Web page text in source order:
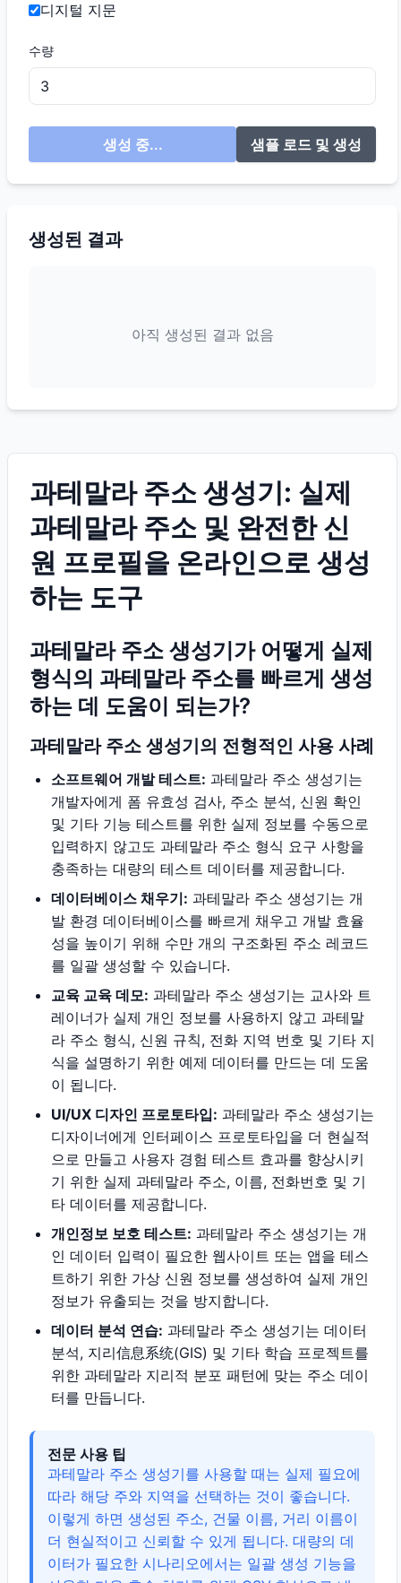
디지털 지문
수량
생성 중... 샘플 로드 및 생성
생성된 결과
아직 생성된 결과 없음
과테말라 주소 생성기: 실제
과테말라 주소 및 완전한 신
원 프로필을 온라인으로 생성
하는 도구
과테말라 주소 생성기가 어떻게 실제
형식의 과테말라 주소를 빠르게 생성
하는 데 도움이 되는가?
과테말라 주소 생성기의 전형적인 사용 사례
소프트웨어 개발 테스트: 과테말라 주소 생성기는
개발자에게 폼 유효성 검사, 주소 분석, 신원 확인
및 기타 기능 테스트를 위한 실제 정보를 수동으로
입력하지 않고도 과테말라 주소 형식 요구 사항을
충족하는 대량의 테스트 데이터를 제공합니다.
데이터베이스 채우기: 과테말라 주소 생성기는 개
발 환경 데이터베이스를 빠르게 채우고 개발 효율
성을 높이기 위해 수만 개의 구조화된 주소 레코드
를 일괄 생성할 수 있습니다.
교육 교육 데모: 과테말라 주소 생성기는 교사와 트
레이너가 실제 개인 정보를 사용하지 않고 과테말
라 주소 형식, 신원 규칙, 전화 지역 번호 및 기타 지
식을 설명하기 위한 예제 데이터를 만드는 데 도움
이 됩니다.
UI/UX 디자인 프로토타입: 과테말라 주소 생성기는
디자이너에게 인터페이스 프로토타입을 더 현실적
으로 만들고 사용자 경험 테스트 효과를 향상시키
기 위한 실제 과테말라 주소, 이름, 전화번호 및 기
타 데이터를 제공합니다.
개인정보 보호 테스트: 과테말라 주소 생성기는 개
인 데이터 입력이 필요한 웹사이트 또는 앱을 테스
트하기 위한 가상 신원 정보를 생성하여 실제 개인
정보가 유출되는 것을 방지합니다.
데이터 분석 연습: 과테말라 주소 생성기는 데이터
분석, 지리信息系统(GIS) 및 기타 학습 프로젝트를
위한 과테말라 지리적 분포 패턴에 맞는 주소 데이
터를 만듭니다.
전문 사용 팁
과테말라 주소 생성기를 사용할 때는 실제 필요에
따라 해당 주와 지역을 선택하는 것이 좋습니다.
이렇게 하면 생성된 주소, 건물 이름, 거리 이름이
더 현실적이고 신뢰할 수 있게 됩니다. 대량의 데
이터가 필요한 시나리오에서는 일괄 생성 기능을